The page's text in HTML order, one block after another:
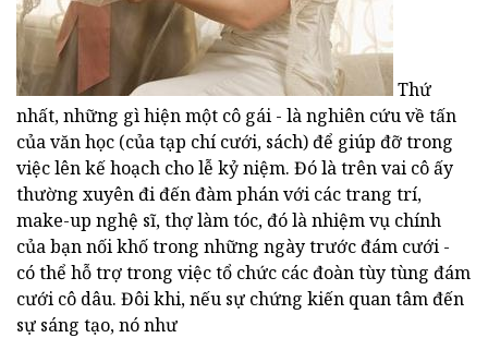
Thứ
nhất, những gì hiện một cô gái - là nghiên cứu về tấn
của văn học (của tạp chí cưới, sách) để giúp đỡ trong
việc lên kế hoạch cho lễ kỷ niệm. Đó là trên vai cô ấy
thường xuyên đi đến đàm phán với các trang trí,
make-up nghệ sĩ, thợ làm tóc, đó là nhiệm vụ chính
của bạn nối khố trong những ngày trước đám cưới -
có thể hỗ trợ trong việc tổ chức các đoàn tùy tùng đám
cưới cô dâu. Đôi khi, nếu sự chứng kiến quan tâm đến
sự sáng tạo, nó như